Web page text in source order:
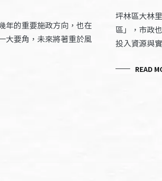
年的重要施政方向，也在
大要角，未來將著重於風
坪林區大林
區」，市政
投入資源與
READ